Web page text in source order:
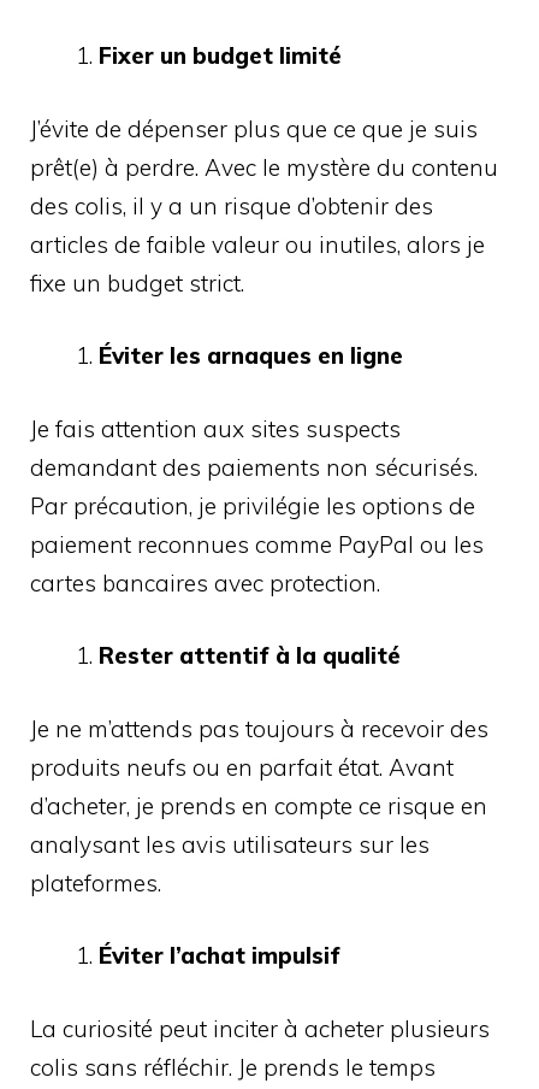
Fixer un budget limité
J’évite de dépenser plus que ce que je suis
prêt(e) à perdre. Avec le mystère du contenu
des colis, il y a un risque d’obtenir des
articles de faible valeur ou inutiles, alors je
fixe un budget strict.
Éviter les arnaques en ligne
Je fais attention aux sites suspects
demandant des paiements non sécurisés.
Par précaution, je privilégie les options de
paiement reconnues comme PayPal ou les
cartes bancaires avec protection.
Rester attentif à la qualité
Je ne m’attends pas toujours à recevoir des
produits neufs ou en parfait état. Avant
d’acheter, je prends en compte ce risque en
analysant les avis utilisateurs sur les
plateformes.
Éviter l’achat impulsif
La curiosité peut inciter à acheter plusieurs
colis sans réfléchir. Je prends le temps